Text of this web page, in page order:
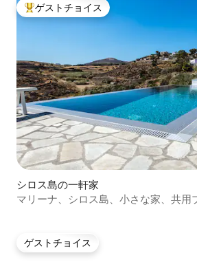
大好評のゲストチョイスです。
ゲストチョイス
シロス島の一軒家
マリーナ、シロス島、小さな家、共用
ゲストチョイス
ゲストチョイス